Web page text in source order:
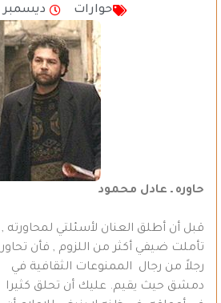
حوارات
ديسمبر 16, 2007
حاوره ـ عادل محمود
قبل أن أطلق العنان لأسئلتي لمحاورته ,
تأملت ضيفي أكثر من اللزوم , فأن تحاور
رجلاً من رجال الممنوعات الثقافية في
دمشق حيث يقيم. عليك أن تحلق كثيرا